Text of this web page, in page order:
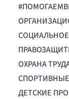
ОХРАНА
ДЕТСКИЕ